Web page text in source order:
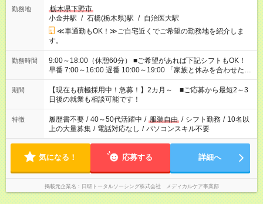
勤務地
栃木県下野市
小金井駅 / 石橋(栃木県)駅 / 自治医大駅
≪車通勤もOK！≫ご自宅近くでご希望の勤務地を紹介しま
す。
勤務時間
9:00～18:00（休憩60分） ■ご希望があれば下記シフトもOK！
早番 7:00～16:00 遅番 10:00～19:00 「家族と休みを合わせた
い」 「余裕を持って夕飯の準備がしたい」 「できれば残業はし
たくない」 など、ご希望を教えてくださいね。 ※Wワーク希望
の方へ 今ご覧のお仕事で希望する勤務時間と、もう1つのお仕事
の勤務時間。 合計で週40時間を超える場合は応募できません。
期間
【現在も積極採用中！急募！】2カ月～ ■ご応募から最短2～3
日後の就業も相談可能です！
特徴 履歴書不要 / 40～50代活躍中 / 服装自由 / シフト勤務 / 10名以
上の大量募集 / 電話対応なし / パソコンスキル不要
気になる！ 応募する 詳細へ
掲載元企業名 日研トータルソーシング株式会社 メディカルケア事業部